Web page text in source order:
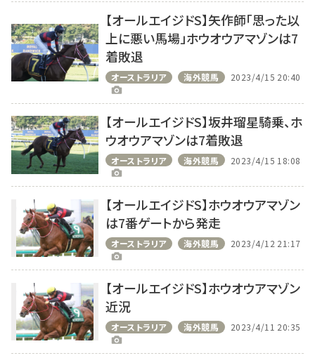
【オールエイジドS】矢作師「思った以
上に悪い馬場」ホウオウアマゾンは7
着敗退
オーストラリア 海外競馬 2023/4/15 20:40
【オールエイジドS】坂井瑠星騎乗、ホ
ウオウアマゾンは7着敗退
オーストラリア 海外競馬 2023/4/15 18:08
【オールエイジドS】ホウオウアマゾン
は7番ゲートから発走
オーストラリア 海外競馬 2023/4/12 21:17
【オールエイジドS】ホウオウアマゾン
近況
オーストラリア 海外競馬 2023/4/11 20:35